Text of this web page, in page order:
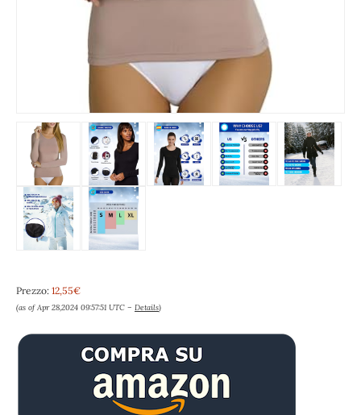
Prezzo: 12,55€
(as of Apr 28,2024 09:57:51 UTC – Details)